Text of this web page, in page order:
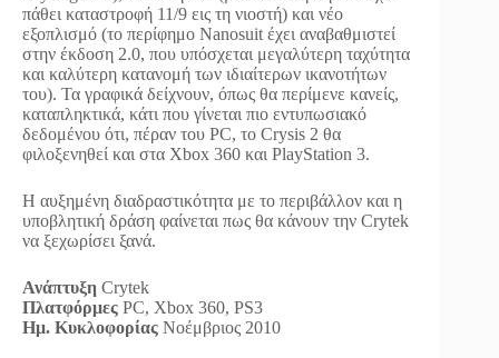
πάθει καταστροφή 11/9 εις τη νιοστή) και νέο
εξοπλισμό (το περίφημο Nanosuit έχει αναβαθμιστεί
στην έκδοση 2.0, που υπόσχεται μεγαλύτερη ταχύτητα
και καλύτερη κατανομή των ιδιαίτερων ικανοτήτων
του). Τα γραφικά δείχνουν, όπως θα περίμενε κανείς,
καταπληκτικά, κάτι που γίνεται πιο εντυπωσιακό
δεδομένου ότι, πέραν του PC, το Crysis 2 θα
φιλοξενηθεί και στα Xbox 360 και PlayStation 3.
Η αυξημένη διαδραστικότητα με το περιβάλλον και η
υποβλητική δράση φαίνεται πως θα κάνουν την Crytek
να ξεχωρίσει ξανά.
Ανάπτυξη Crytek
Πλατφόρμες PC, Xbox 360, PS3
Ημ. Κυκλοφορίας Νοέμβριος 2010